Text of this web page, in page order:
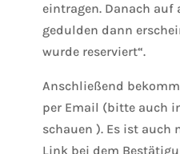
eintragen. Danach auf
gedulden dann
wurde reserviert“.
Anschließend
per Email (bitte auch
schauen ). Es ist auch
Link bei dem